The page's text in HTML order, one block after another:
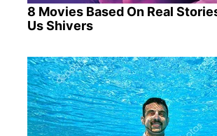
8 Movies Based On Real
Us Shivers